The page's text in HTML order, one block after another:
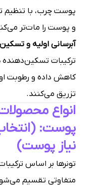
پوست چرب، با تنظیم
و پوست را مات‌تر
آبرسانی اولیه و
ترکیبات
کاهش داده و رطوبت
تزریق می‌کنند.
انواع
پوست:
نیاز پوست)
تونرها بر اساس
متفاوتی تقسیم